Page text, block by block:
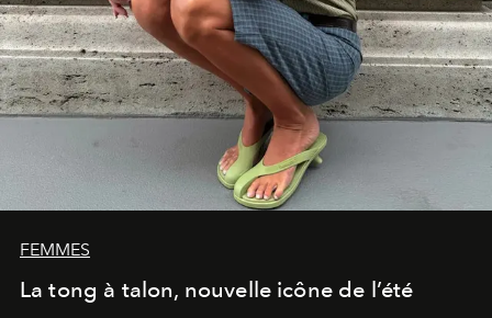
FEMMES
La tong à talon, nouvelle icône de l’été